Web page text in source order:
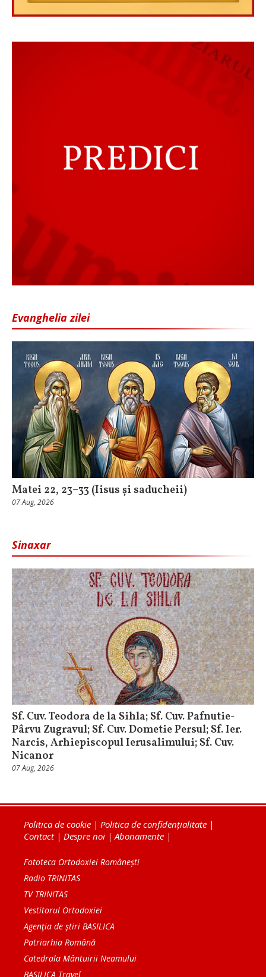
Evanghelia zilei
Matei 22, 23–33 (Iisus și saducheii)
07 Aug, 2026
Sinaxar
Sf. Cuv. Teodora de la Sihla; Sf. Cuv. Pafnutie-
Pârvu Zugravul; Sf. Cuv. Dometie Persul; Sf. Ier.
Narcis, Arhiepiscopul Ierusalimului; Sf. Cuv.
Nicanor
07 Aug, 2026
Politica de cookie | Politica de confidențialitate |
Contact| Despre noi |Abonamente |
Fototeca Ortodoxiei Românești
Radio TRINITAS
TV TRINITAS
Vestitorul Ortodoxiei
Agenţia de ştiri BASILICA
Patriarhia Română
Catedrala Mântuirii Neamului
BASILICA Travel